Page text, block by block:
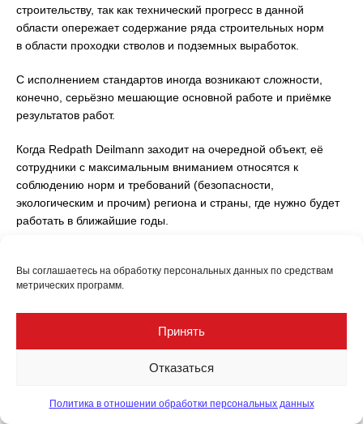
Вы соглашаетесь на обработку персональных данных по средствам
метрических программ.
Принять
Отказаться
Политика в отношении обработки персональных данных
строительству, так как технический прогресс в данной
области опережает содержание ряда строительных норм
в области проходки стволов и подземных выработок.
С исполнением стандартов иногда возникают сложности,
конечно, серьёзно мешающие основной работе и приёмке
результатов работ.
Когда Redpath Deilmann заходит на очередной объект, её
сотрудники с максимальным вниманием относятся к
соблюдению норм и требований (безопасности,
экологическим и прочим) региона и страны, где нужно будет
работать в ближайшие годы.
требования. И зачастую они даже строже, чем нормы,
которые предъявляют к таким видам производств в
— Мы к этому относимся очень трепетно. И соотнесение с